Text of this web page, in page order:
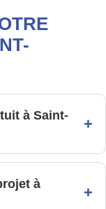
à Saint-
+
à
+